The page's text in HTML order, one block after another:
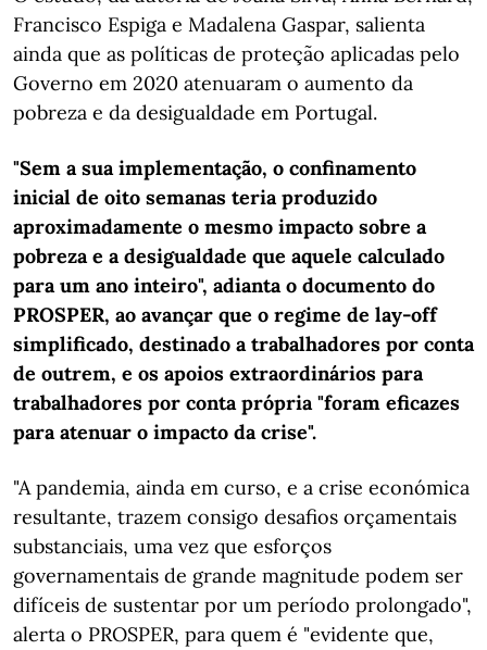
Francisco Espiga e Madalena Gaspar, salienta
ainda que as políticas de proteção aplicadas pelo
Governo em 2020 atenuaram o aumento da
pobreza e da desigualdade em Portugal.
"Sem a sua implementação, o confinamento
inicial de oito semanas teria produzido
aproximadamente o mesmo impacto sobre a
pobreza e a desigualdade que aquele calculado
para um ano inteiro", adianta o documento do
PROSPER, ao avançar que o regime de lay-off
simplificado, destinado a trabalhadores por conta
de outrem, e os apoios extraordinários para
trabalhadores por conta própria "foram eficazes
para atenuar o impacto da crise".
"A pandemia, ainda em curso, e a crise económica
resultante, trazem consigo desafios orçamentais
substanciais, uma vez que esforços
governamentais de grande magnitude podem ser
difíceis de sustentar por um período prolongado",
alerta o PROSPER, para quem é "evidente que,